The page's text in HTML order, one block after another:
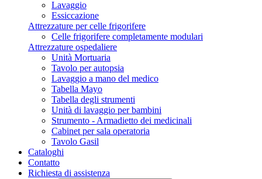
Lavaggio
Essiccazione
Attrezzature per celle frigorifere
Celle frigorifere completamente modulari
Attrezzature ospedaliere
Unità Mortuaria
Tavolo per autopsia
Lavaggio a mano del medico
Tabella Mayo
Tabella degli strumenti
Unità di lavaggio per bambini
Strumento - Armadietto dei medicinali
Cabinet per sala operatoria
Tavolo Gasil
Cataloghi
Contatto
Richiesta di assistenza